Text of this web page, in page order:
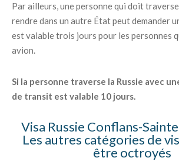
Par ailleurs, une personne qui doit
rendre dans un autre État peut demander
est valable trois jours pour les personnes
avion.
Si la personne traverse la Russie avec
de transit est valable 10 jours.
Visa Russie Conflans-
Les autres catégories de
être octroyés